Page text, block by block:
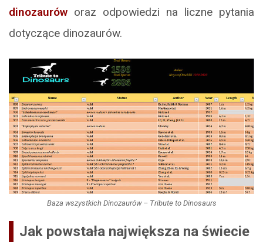
dinozaurów oraz odpowiedzi na liczne pytania
dotyczące dinozaurów.
Baza wszystkich Dinozaurów – Tribute to Dinosaurs
Jak powstała największa na świecie